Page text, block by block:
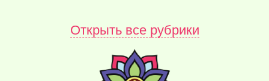
Открыть все рубрики